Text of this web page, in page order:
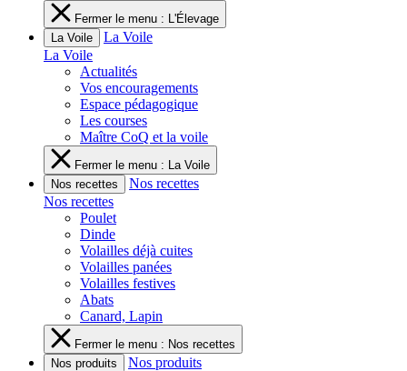
Fermer le menu : L'Élevage
La Voile
La Voile
La Voile
Actualités
Vos encouragements
Espace pédagogique
Les courses
Maître CoQ et la voile
Fermer le menu : La Voile
Nos recettes
Nos recettes
Nos recettes
Poulet
Dinde
Volailles déjà cuites
Volailles panées
Volailles festives
Abats
Canard, Lapin
Fermer le menu : Nos recettes
Nos produits
Nos produits